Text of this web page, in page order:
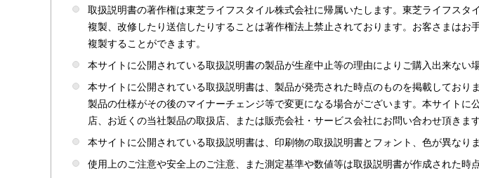
取扱説明書の著作権は東芝ライフスタイル株式会社に帰属いたします。東芝ライフス
複製、改修したり送信したりすることは著作権法上禁止されております。お客さまは
複製することができます。
本サイトに公開されている取扱説明書の製品が生産中止等の理由によりご購入出来ない
本サイトに公開されている取扱説明書は、製品が発売された時点のものを掲載してお
製品の仕様がその後のマイナーチェンジ等で変更になる場合がございます。本サイト
店、お近くの当社製品の取扱店、または販売会社・サービス会社にお問い合わせ頂きま
本サイトに公開されている取扱説明書は、印刷物の取扱説明書とフォント、色が異なりま
使用上のご注意や安全上のご注意、また測定基準や数値等は取扱説明書が作成された時